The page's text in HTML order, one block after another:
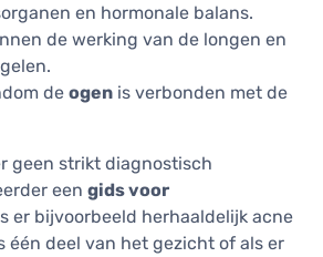
en hormonale balans.
de werking van de longen en
de ogen is verbonden met de
geen strikt diagnostisch
een gids voor
er bijvoorbeeld herhaaldelijk acne
één deel van het gezicht of als er